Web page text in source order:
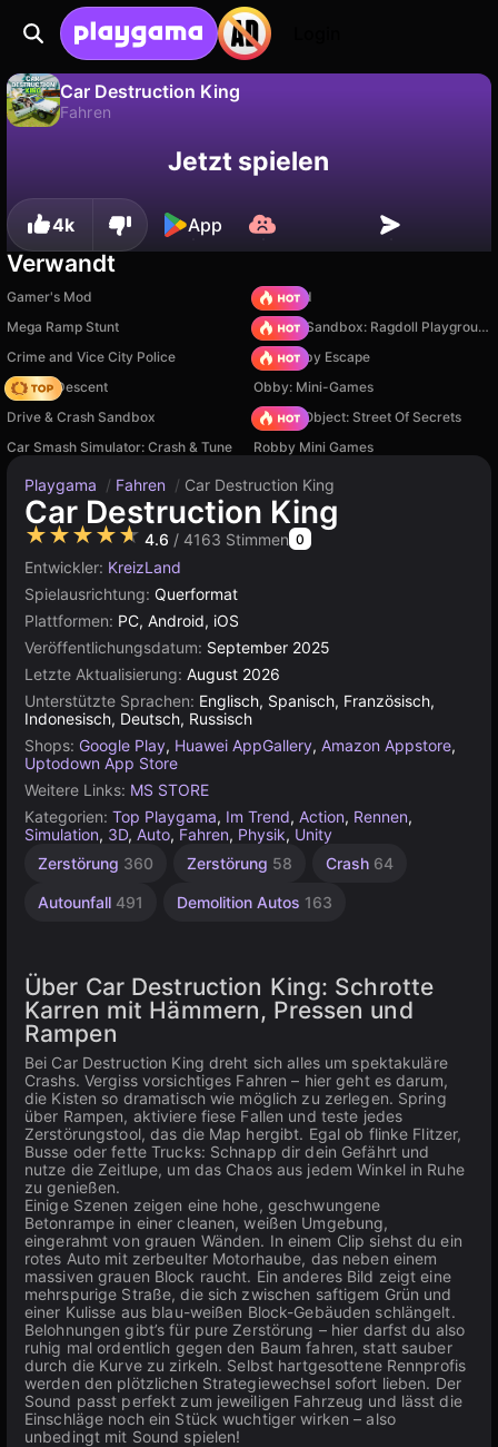
Car Destruction King
Fahren
speichern!
Nein
Jetzt spielen
4k App
Verwandt
Gamer's Mod
TB World
Mega Ramp Stunt
Sprunki Sandbox: Ragdoll Playground Mode
Crime and Vice City Police
Your Obby Escape
Deadly Descent
Obby: Mini-Games
Drive & Crash Sandbox
Hidden Object: Street Of Secrets
Car Smash Simulator: Crash & Tune
Robby Mini Games
Playgama / Fahren / Car Destruction King
Car Destruction King
★★★★★ 4.6 / 4163 Stimmen 0
Entwickler: KreizLand
Spielausrichtung: Querformat
Plattformen: PC, Android, iOS
Veröffentlichungsdatum: September 2025
Letzte Aktualisierung: August 2026
Unterstützte Sprachen: Englisch, Spanisch, Französisch,
Indonesisch, Deutsch, Russisch
Shops: Google Play, Huawei AppGallery, Amazon Appstore,
Uptodown App Store
Weitere Links: MS STORE
Kategorien: Top Playgama, Im Trend, Action, Rennen,
Simulation, 3D, Auto, Fahren, Physik, Unity
Zerstörung 360 Zerstörung 58 Crash 64
Autounfall 491 Demolition Autos 163
Über Car Destruction King: Schrotte
Karren mit Hämmern, Pressen und
Rampen
Bei Car Destruction King dreht sich alles um spektakuläre
Crashs. Vergiss vorsichtiges Fahren – hier geht es darum,
die Kisten so dramatisch wie möglich zu zerlegen. Spring
über Rampen, aktiviere fiese Fallen und teste jedes
Zerstörungstool, das die Map hergibt. Egal ob flinke Flitzer,
Busse oder fette Trucks: Schnapp dir dein Gefährt und
nutze die Zeitlupe, um das Chaos aus jedem Winkel in Ruhe
zu genießen.
Einige Szenen zeigen eine hohe, geschwungene
Betonrampe in einer cleanen, weißen Umgebung,
eingerahmt von grauen Wänden. In einem Clip siehst du ein
rotes Auto mit zerbeulter Motorhaube, das neben einem
massiven grauen Block raucht. Ein anderes Bild zeigt eine
mehrspurige Straße, die sich zwischen saftigem Grün und
einer Kulisse aus blau-weißen Block-Gebäuden schlängelt.
Belohnungen gibt’s für pure Zerstörung – hier darfst du also
ruhig mal ordentlich gegen den Baum fahren, statt sauber
durch die Kurve zu zirkeln. Selbst hartgesottene Rennprofis
werden den plötzlichen Strategiewechsel sofort lieben. Der
Sound passt perfekt zum jeweiligen Fahrzeug und lässt die
Einschläge noch ein Stück wuchtiger wirken – also
unbedingt mit Sound spielen!